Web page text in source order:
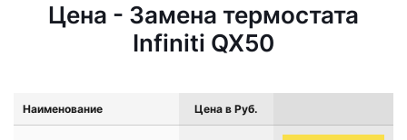
Цена - Замена термостата
Infiniti QX50
Наименование Цена в Руб.